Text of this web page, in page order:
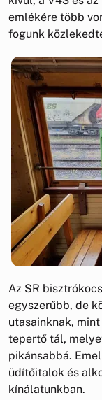
emlékére több
fogunk
Az SR
egyszerűbb, de
utasainknak,
tepertő tál,
pikánsabbá.
üdítőitalok és
kínálatunkban.